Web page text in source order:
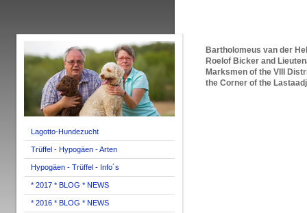
Lagotto-Hundezucht
Trüffel - Hypogäen - Arten
Hypogäen - Trüffel - Info´s
* 2017 * BLOG * NEWS
* 2016 * BLOG * NEWS
Bartholomeus van der
Roelof Bicker and
Marksmen of the VIII
the Corner of the